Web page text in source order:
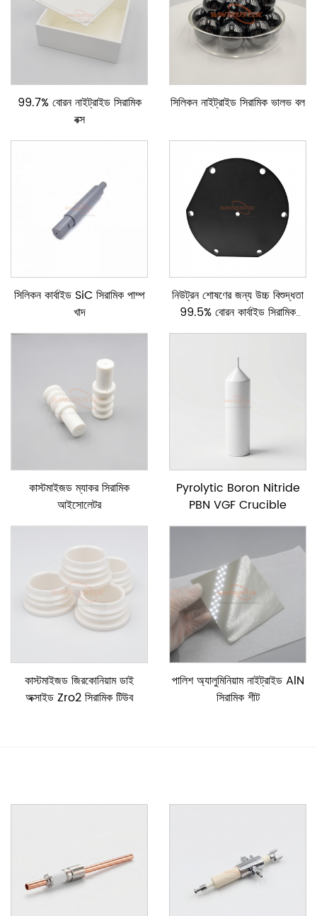
99.7% বোরন নাইট্রাইড সিরামিক
বক্স
সিলিকন নাইট্রাইড সিরামিক ভালভ বল
সিলিকন কার্বাইড SiC সিরামিক পাম্প
খাদ
নিউট্রন শোষণের জন্য উচ্চ বিশুদ্ধতা
99.5% বোরন কার্বাইড সিরামিক
ডিস্ক
কাস্টমাইজড ম্যাকর সিরামিক
আইসোলেটর
Pyrolytic Boron Nitride
PBN VGF Crucible
কাস্টমাইজড জিরকোনিয়াম ডাই
অক্সাইড Zro2 সিরামিক টিউব
পালিশ অ্যালুমিনিয়াম নাইট্রাইড AlN
সিরামিক শীট